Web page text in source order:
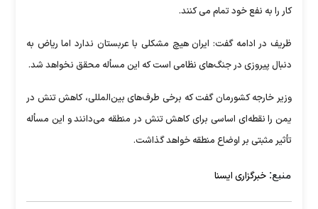
کار را به نفع خود تمام می کنند.
ظریف در ادامه گفت: ایران هیچ مشکلی با عربستان ندارد اما ریاض به
دنبال پیروزی در جنگ‌های نظامی است که این مسأله محقق نخواهد شد.
وزیر خارجه کشورمان گفت که برخی طرف‌های بین‌المللی، کاهش تنش در
یمن را نقطه‌ای اساسی برای کاهش تنش در منطقه می‌دانند و این مسأله
تأثیر مثبتی بر اوضاع منطقه خواهد گذاشت.
منبع: خبرگزاری ایسنا